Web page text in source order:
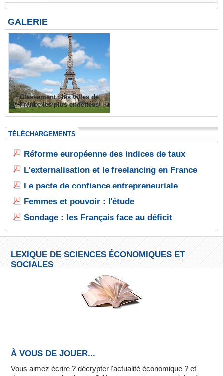
GALERIE
Classement : les villes de
France les plus endettées
TÉLÉCHARGEMENTS
Réforme européenne des indices de taux
L'externalisation et le freelancing en France
Le pacte de confiance entrepreneuriale
Femmes et pouvoir : l'étude
Sondage : les Français face au déficit
LEXIQUE DE SCIENCES ÉCONOMIQUES ET
SOCIALES
À VOUS DE JOUER...
Vous aimez écrire ? décrypter l'actualité économique ? et